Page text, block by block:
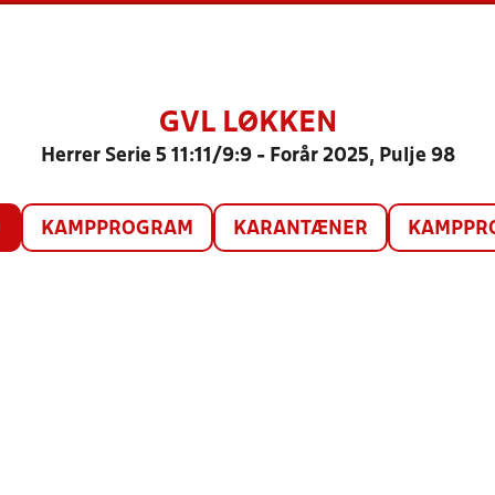
GVL LØKKEN
Herrer Serie 5 11:11/9:9 - Forår 2025, Pulje 98
KAMPPROGRAM KARANTÆNER